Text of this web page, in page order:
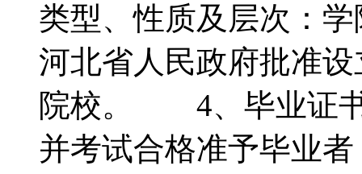
类型、性质及层次：
河北省人民政府批准
院校。 4、毕业证书
并考试合格准予毕业